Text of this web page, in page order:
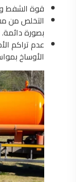
قوة الشفط
التخلص من
بصورة دائمة.
عدم تراكم
الأوساخ